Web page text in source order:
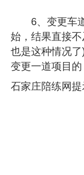
6、变更车道
始，结果直接
也是这种情况
变更一道项目
石家庄陪练网